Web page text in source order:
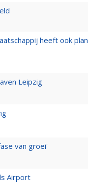
heeft ook plan
Leipzig
van groei'
Airport